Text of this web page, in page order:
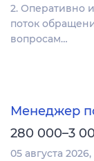
2. Оперативно
поток
вопросам…
Менеджер
280 000–3
05 августа 2026